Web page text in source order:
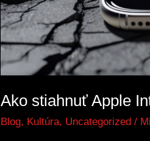
Ako stiahnuť Apple
Blog, Kultúra, Uncategorized /